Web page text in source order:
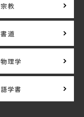
宗教
書道
物理学
語学書